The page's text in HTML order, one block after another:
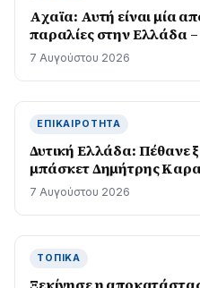
Aχαϊα: Αυτή είναι μία
παραλίες στην Ελλάδα
7 Αυγούστου 2026
ΕΠΙΚΑΙΡΌΤΗΤΑ
Δυτική Ελλάδα: Πέθανε
μπάσκετ Δημήτρης
7 Αυγούστου 2026
ΤΟΠΙΚΆ